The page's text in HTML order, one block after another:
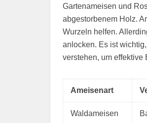
Gartenameisen und
abgestorbenem Holz.
Wurzeln helfen.
anlocken. Es ist
verstehen, um effektive
Ameisenart
Waldameisen